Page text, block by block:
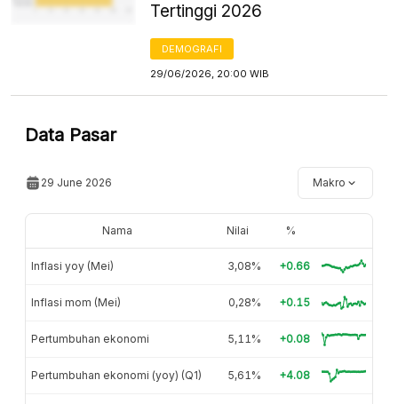
Tertinggi 2026
DEMOGRAFI
29/06/2026, 20:00 WIB
Data Pasar
29 June 2026 Makro
Nama Nilai %
Inflasi yoy (Mei) 3,08% +0.66
Inflasi mom (Mei) 0,28% +0.15
Pertumbuhan ekonomi 5,11% +0.08
Pertumbuhan ekonomi (yoy) (Q1) 5,61% +4.08